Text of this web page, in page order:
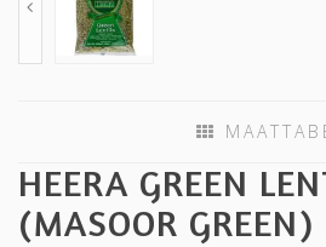
HEERA GREEN
(MASOOR GREEN)